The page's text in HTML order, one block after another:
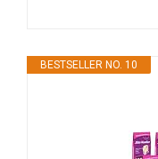
BESTSELLER NO. 10